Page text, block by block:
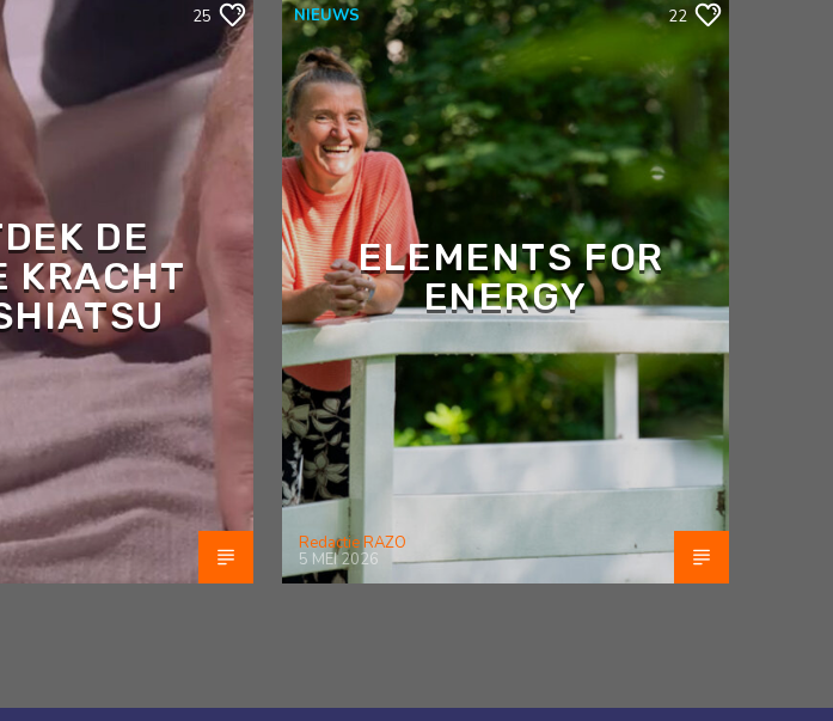
25
DE
KRACHT
NIEUWS 22
ELEMENTS FOR
ENERGY
Redactie RAZO
5 MEI 2026